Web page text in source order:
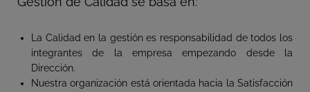
La Calidad en la gestión es responsabilidad de todos los
integrantes de la empresa empezando desde la
Dirección.
Nuestra organización está orientada hacia la Satisfacción